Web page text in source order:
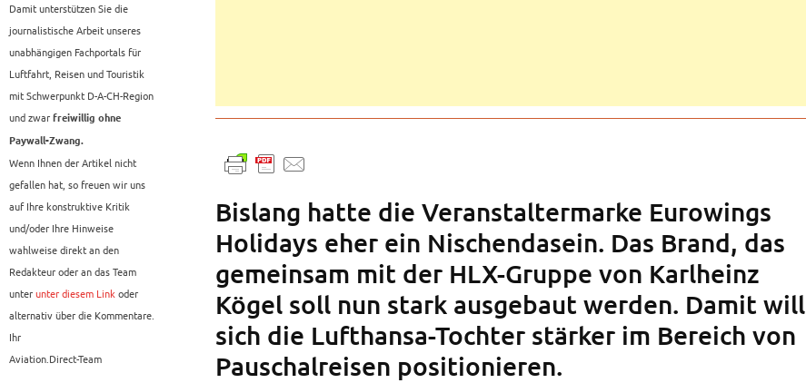
Damit unterstützen Sie die
journalistische Arbeit unseres
unabhängigen Fachportals für
Luftfahrt, Reisen und Touristik
mit Schwerpunkt D-A-CH-Region
und zwar freiwillig ohne
Paywall-Zwang.
Wenn Ihnen der Artikel nicht
gefallen hat, so freuen wir uns
auf Ihre konstruktive Kritik
und/oder Ihre Hinweise
wahlweise direkt an den
Redakteur oder an das Team
unterunter diesem Linkoder
alternativ über die Kommentare.
Ihr
Aviation.Direct-Team
Bislang hatte die Veranstaltermarke Eurowings
Holidays eher ein Nischendasein. Das Brand, das
gemeinsam mit der HLX-Gruppe von Karlheinz
Kögel soll nun stark ausgebaut werden. Damit will
sich die Lufthansa-Tochter stärker im Bereich von
Pauschalreisen positionieren.